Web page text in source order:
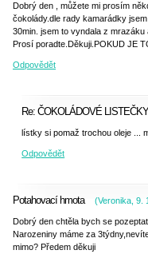
Dobrý den , můžete mi prosím
čokolády.dle rady kamarádky
30min. jsem to vyndala z
Prosí poradte.Děkuji.POKUD JE
Odpovědět
Re: ČOKOLÁDOVÉ
lístky si pomaž trochou oleje ...
Odpovědět
Potahovací hmota (Veronika 9.
Dobrý den chtěla bych se
Narozeniny máme za
mimo? Předem děkuji